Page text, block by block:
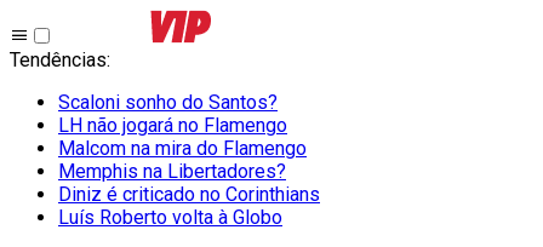
Tendências:
Scaloni sonho do Santos?
LH não jogará no Flamengo
Malcom na mira do Flamengo
Memphis na Libertadores?
Diniz é criticado no Corinthians
Luís Roberto volta à Globo